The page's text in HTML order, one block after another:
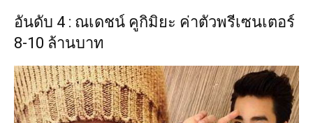
อันดับ 4 : ณเดชน์ คูกิมิยะ ค่าตัวพรีเซนเตอร์
8-10 ล้านบาท